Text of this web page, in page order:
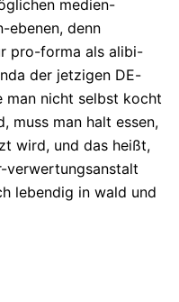
medien-
ebenen, denn
pro-forma als alibi-
der jetzigen DE-
nicht selbst kocht
muss man halt essen,
wird, und das heißt,
verwertungsanstalt
lebendig in wald und